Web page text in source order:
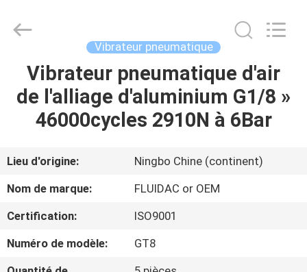
MAISON
PRODUITS
VIDÉOS
SUJET
DE
FLUID
AUTOMATIC
Reserved.
Vibrateur pneumatique
Vibrateur pneumatique d'air
de l'alliage d'aluminium G1/8 »
46000cycles 2910N à 6Bar
Lieu d'origine:
Ningbo Chine (continent)
Nom de marque:
FLUIDAC or OEM
Certification:
ISO9001
Numéro de modèle:
GT8